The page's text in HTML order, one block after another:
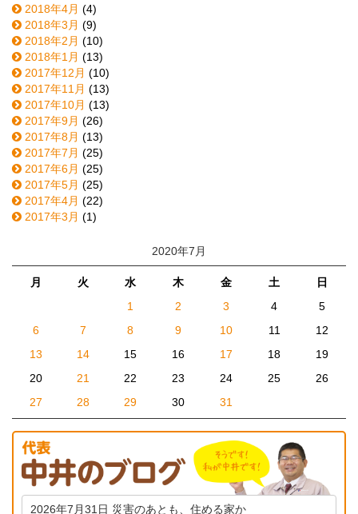
2018年4月 (4)
2018年3月 (9)
2018年2月 (10)
2018年1月 (13)
2017年12月 (10)
2017年11月 (13)
2017年10月 (13)
2017年9月 (26)
2017年8月 (13)
2017年7月 (25)
2017年6月 (25)
2017年5月 (25)
2017年4月 (22)
2017年3月 (1)
2020年7月
月 火 水 木 金 土
日
1
2 3 4
5
6
7 8 9 10 11
12
13
14 15 16 17 18
19
20
21 22 23 24 25
26
27
28 29 30 31
2026年7月31日 災害のあとも、住める家か